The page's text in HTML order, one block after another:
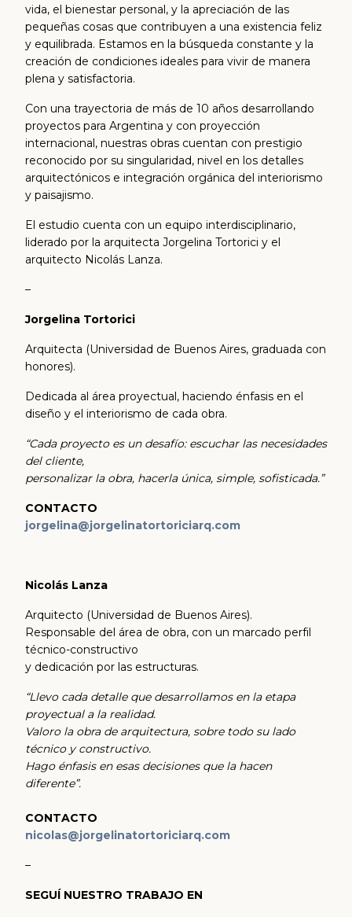
vida, el bienestar personal, y la apreciación de las
pequeñas cosas que contribuyen a una existencia feliz
y equilibrada. Estamos en la búsqueda constante y la
creación de condiciones ideales para vivir de manera
plena y satisfactoria.
Con una trayectoria de más de 10 años desarrollando
proyectos para Argentina y con proyección
internacional, nuestras obras cuentan con prestigio
reconocido por su singularidad, nivel en los detalles
arquitectónicos e integración orgánica del interiorismo
y paisajismo.
El estudio cuenta con un equipo interdisciplinario,
liderado por la arquitecta Jorgelina Tortorici y el
arquitecto Nicolás Lanza.
–
Jorgelina Tortorici
Arquitecta (Universidad de Buenos Aires, graduada con
honores).
Dedicada al área proyectual, haciendo énfasis en el
diseño y el interiorismo de cada obra.
“Cada proyecto es un desafío: escuchar las necesidades
del cliente,
personalizar la obra, hacerla única, simple, sofisticada.”
CONTACTO
jorgelina@jorgelinatortoriciarq.com
Nicolás Lanza
Arquitecto (Universidad de Buenos Aires).
Responsable del área de obra, con un marcado perfil
técnico-constructivo
y dedicación por las estructuras.
“Llevo cada detalle que desarrollamos en la etapa
proyectual a la realidad.
Valoro la obra de arquitectura, sobre todo su lado
técnico y constructivo.
Hago énfasis en esas decisiones que la hacen
diferente”.
CONTACTO
nicolas@jorgelinatortoriciarq.com
–
SEGUÍ NUESTRO TRABAJO EN